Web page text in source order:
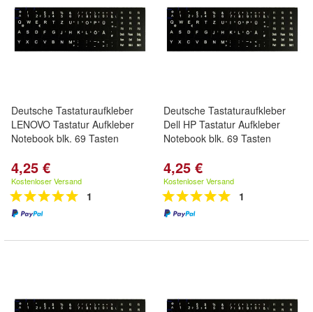
Deutsche Tastaturaufkleber
LENOVO Tastatur Aufkleber
Notebook blk. 69 Tasten
4,25 €
Kostenloser Versand
1
Deutsche Tastaturaufkleber
Dell HP Tastatur Aufkleber
Notebook blk. 69 Tasten
4,25 €
Kostenloser Versand
1